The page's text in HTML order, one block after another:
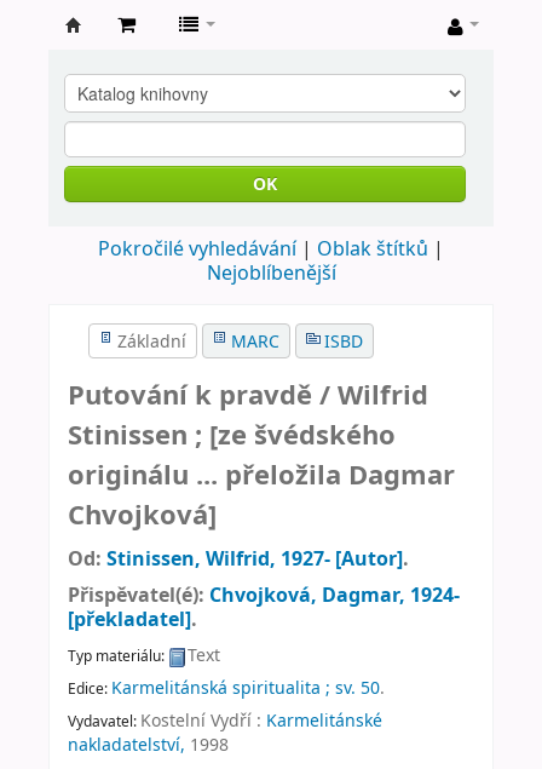
knihovna
Nové
Město
Metují
OK
Pokročilé vyhledávání
Oblak štítků
Nejoblíbenější
Základní MARC ISBD
Putování k pravdě /Wilfrid
Stinissen ; [ze švédského
originálu ... přeložila Dagmar
Chvojková]
Od: Stinissen, Wilfrid, 1927- [Autor].
Přispěvatel(é): Chvojková, Dagmar, 1924-
[překladatel].
Typ materiálu: Text
Edice: Karmelitánská spiritualita ; sv. 50.
Vydavatel: Kostelní Vydří : Karmelitánské
nakladatelství, 1998